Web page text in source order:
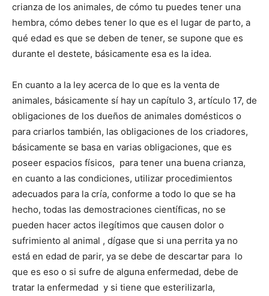
crianza de los animales, de cómo tu puedes tener una
hembra, cómo debes tener lo que es el lugar de parto, a
qué edad es que se deben de tener, se supone que es
durante el destete, básicamente esa es la idea.
En cuanto a la ley acerca de lo que es la venta de
animales, básicamente sí hay un capítulo 3, artículo 17, de
obligaciones de los dueños de animales domésticos o
para criarlos también, las obligaciones de los criadores,
básicamente se basa en varias obligaciones, que es
poseer espacios físicos, para tener una buena crianza,
en cuanto a las condiciones, utilizar procedimientos
adecuados para la cría, conforme a todo lo que se ha
hecho, todas las demostraciones científicas, no se
pueden hacer actos ilegítimos que causen dolor o
sufrimiento al animal , dígase que si una perrita ya no
está en edad de parir, ya se debe de descartar para lo
que es eso o si sufre de alguna enfermedad, debe de
tratar la enfermedad y si tiene que esterilizarla,